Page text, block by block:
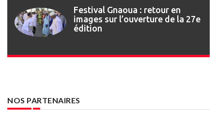
Festival Gnaoua : retour en
images sur l’ouverture de la 27e
édition
NOS PARTENAIRES